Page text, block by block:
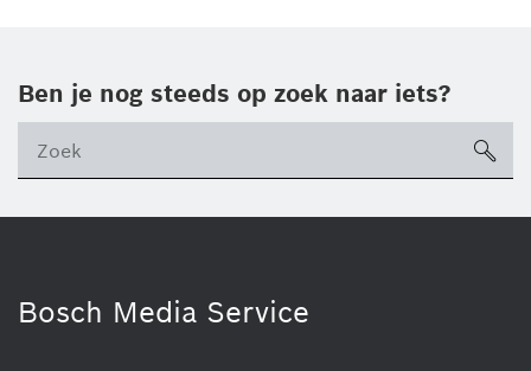
Ben je nog steeds op zoek naar iets?
Bosch Media Service